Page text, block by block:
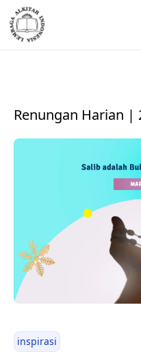
Renungan Harian |
inspirasi